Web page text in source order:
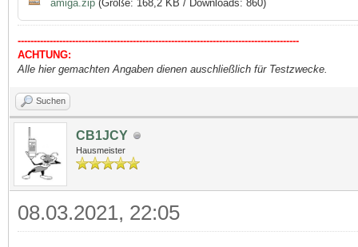
amiga.zip (Größe: 168,2 KB / Downloads: 860)
----------------------------------------------------------------------------------------
ACHTUNG:
Alle hier gemachten Angaben dienen auschließlich für Testzwecke.
Suchen
CB1JCY
Hausmeister
08.03.2021, 22:05